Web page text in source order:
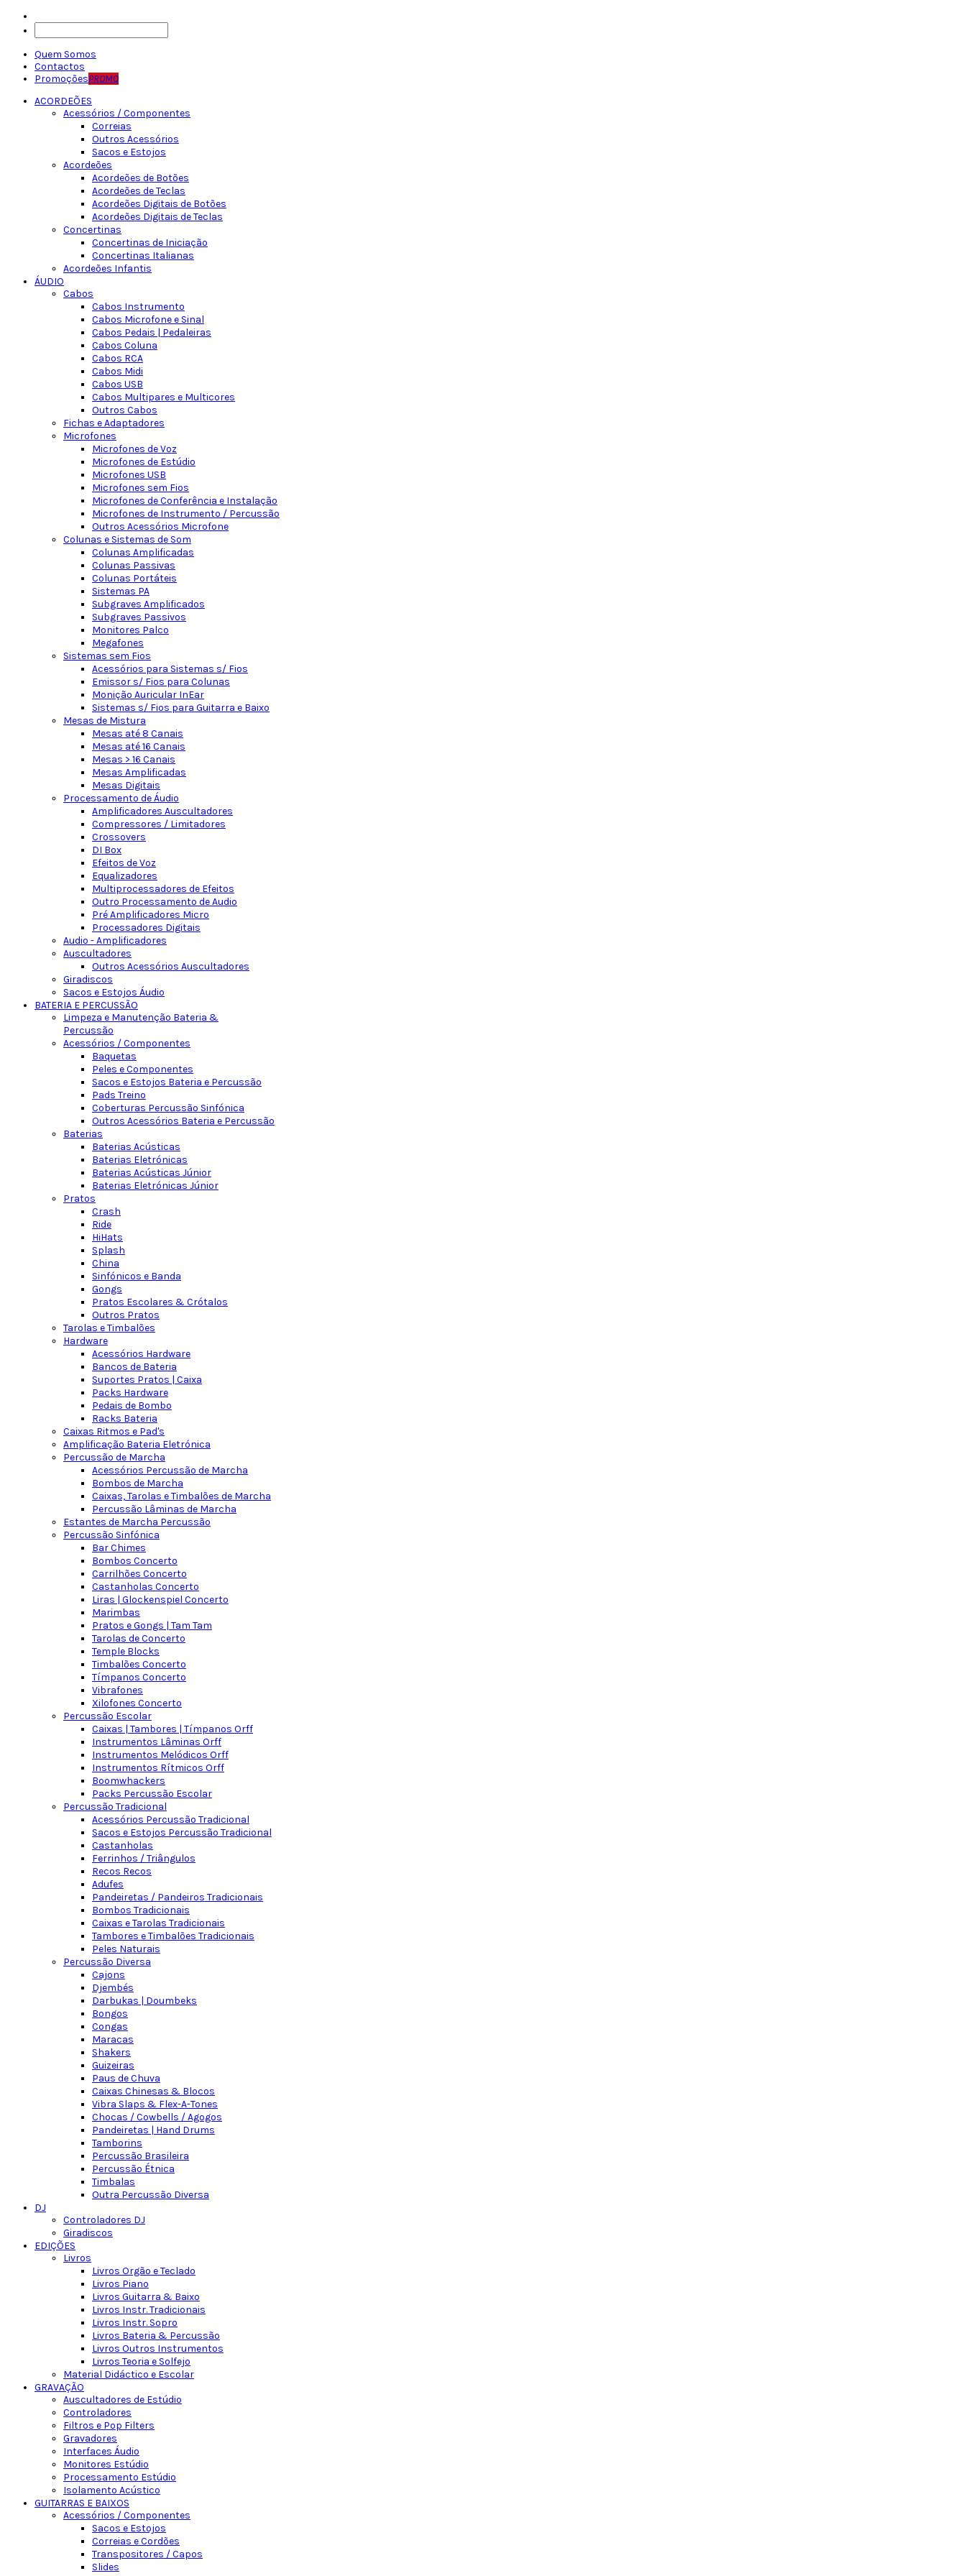
Quem Somos
Contactos
PromoçõesPROMO
ACORDEÕES
Acessórios / Componentes
Correias
Outros Acessórios
Sacos e Estojos
Acordeões
Acordeões de Botões
Acordeões de Teclas
Acordeões Digitais de Botões
Acordeões Digitais de Teclas
Concertinas
Concertinas de Iniciação
Concertinas Italianas
Acordeões Infantis
ÁUDIO
Cabos
Cabos Instrumento
Cabos Microfone e Sinal
Cabos Pedais | Pedaleiras
Cabos Coluna
Cabos RCA
Cabos Midi
Cabos USB
Cabos Multipares e Multicores
Outros Cabos
Fichas e Adaptadores
Microfones
Microfones de Voz
Microfones de Estúdio
Microfones USB
Microfones sem Fios
Microfones de Conferência e Instalação
Microfones de Instrumento / Percussão
Outros Acessórios Microfone
Colunas e Sistemas de Som
Colunas Amplificadas
Colunas Passivas
Colunas Portáteis
Sistemas PA
Subgraves Amplificados
Subgraves Passivos
Monitores Palco
Megafones
Sistemas sem Fios
Acessórios para Sistemas s/ Fios
Emissor s/ Fios para Colunas
Monição Auricular InEar
Sistemas s/ Fios para Guitarra e Baixo
Mesas de Mistura
Mesas até 8 Canais
Mesas até 16 Canais
Mesas > 16 Canais
Mesas Amplificadas
Mesas Digitais
Processamento de Áudio
Amplificadores Auscultadores
Compressores / Limitadores
Crossovers
DI Box
Efeitos de Voz
Equalizadores
Multiprocessadores de Efeitos
Outro Processamento de Audio
Pré Amplificadores Micro
Processadores Digitais
Audio - Amplificadores
Auscultadores
Outros Acessórios Auscultadores
Giradiscos
Sacos e Estojos Áudio
BATERIA E PERCUSSÃO
Limpeza e Manutenção Bateria &
Percussão
Acessórios / Componentes
Baquetas
Peles e Componentes
Sacos e Estojos Bateria e Percussão
Pads Treino
Coberturas Percussão Sinfónica
Outros Acessórios Bateria e Percussão
Baterias
Baterias Acústicas
Baterias Eletrónicas
Baterias Acústicas Júnior
Baterias Eletrónicas Júnior
Pratos
Crash
Ride
HiHats
Splash
China
Sinfónicos e Banda
Gongs
Pratos Escolares & Crótalos
Outros Pratos
Tarolas e Timbalões
Hardware
Acessórios Hardware
Bancos de Bateria
Suportes Pratos | Caixa
Packs Hardware
Pedais de Bombo
Racks Bateria
Caixas Ritmos e Pad's
Amplificação Bateria Eletrónica
Percussão de Marcha
Acessórios Percussão de Marcha
Bombos de Marcha
Caixas, Tarolas e Timbalões de Marcha
Percussão Lâminas de Marcha
Estantes de Marcha Percussão
Percussão Sinfónica
Bar Chimes
Bombos Concerto
Carrilhões Concerto
Castanholas Concerto
Liras | Glockenspiel Concerto
Marimbas
Pratos e Gongs | Tam Tam
Tarolas de Concerto
Temple Blocks
Timbalões Concerto
Tímpanos Concerto
Vibrafones
Xilofones Concerto
Percussão Escolar
Caixas | Tambores | Tímpanos Orff
Instrumentos Lâminas Orff
Instrumentos Melódicos Orff
Instrumentos Rítmicos Orff
Boomwhackers
Packs Percussão Escolar
Percussão Tradicional
Acessórios Percussão Tradicional
Sacos e Estojos Percussão Tradicional
Castanholas
Ferrinhos / Triângulos
Recos Recos
Adufes
Pandeiretas / Pandeiros Tradicionais
Bombos Tradicionais
Caixas e Tarolas Tradicionais
Tambores e Timbalões Tradicionais
Peles Naturais
Percussão Diversa
Cajons
Djembés
Darbukas | Doumbeks
Bongos
Congas
Maracas
Shakers
Guizeiras
Paus de Chuva
Caixas Chinesas & Blocos
Vibra Slaps & Flex-A-Tones
Chocas / Cowbells / Agogos
Pandeiretas | Hand Drums
Tamborins
Percussão Brasileira
Percussão Étnica
Timbalas
Outra Percussão Diversa
DJ
Controladores DJ
Giradiscos
EDIÇÕES
Livros
Livros Orgão e Teclado
Livros Piano
Livros Guitarra & Baixo
Livros Instr. Tradicionais
Livros Instr. Sopro
Livros Bateria & Percussão
Livros Outros Instrumentos
Livros Teoria e Solfejo
Material Didáctico e Escolar
GRAVAÇÃO
Auscultadores de Estúdio
Controladores
Filtros e Pop Filters
Gravadores
Interfaces Áudio
Monitores Estúdio
Processamento Estúdio
Isolamento Acústico
GUITARRAS E BAIXOS
Acessórios / Componentes
Sacos e Estojos
Correias e Cordões
Transpositores / Capos
Slides